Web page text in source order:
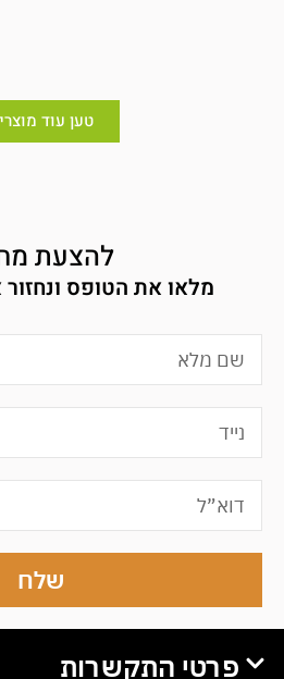
טען עוד
להצעת
מלאו את הטופס
שלח
פרטי התקשרות